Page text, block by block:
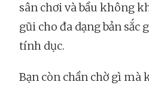
sân chơi và bầu không
gũi cho đa dạng bản sắc
tính dục.
Bạn còn chần chờ gì mà